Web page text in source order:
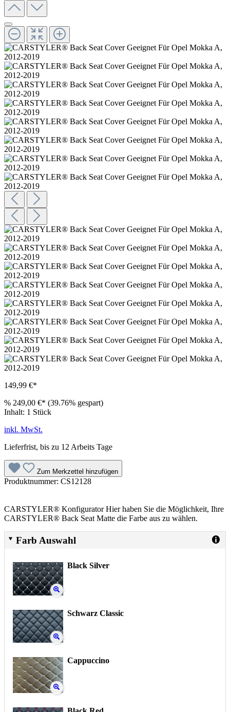
149,99 €*
% 249,00 €* (39.76% gespart)
Inhalt: 1 Stück
inkl. MwSt.
Lieferfrist, bis zu 12 Arbeits Tage
Zum Merkzettel hinzufügen
Produktnummer: CS12128
CARSTYLER® Konfigurator Hier haben Sie die Möglichkeit, Ihre
CARSTYLER® Back Seat Matte die Farbe aus zu wählen.
Farb Auswahl
Black Silver
Schwarz Classic
Cappuccino